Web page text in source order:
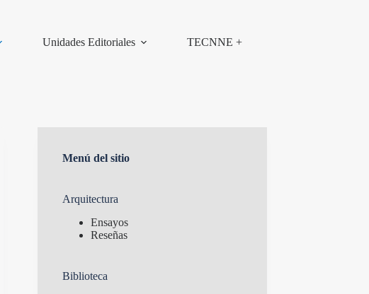
Unidades Editoriales TECNNE +
Menú del sitio
Arquitectura
Ensayos
Reseñas
Biblioteca